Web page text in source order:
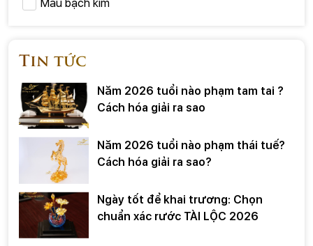
Màu bạch kim
Tin tức
Năm 2026 tuổi nào phạm tam tai ?
Cách hóa giải ra sao
Năm 2026 tuổi nào phạm thái tuế?
Cách hóa giải ra sao?
Ngày tốt để khai trương: Chọn
chuẩn xác rước TÀI LỘC 2026